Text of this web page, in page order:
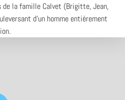
de la famille Calvet (Brigitte, Jean,
d’un homme entièrement